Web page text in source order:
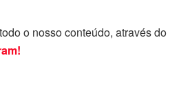
o nosso conteúdo, através do